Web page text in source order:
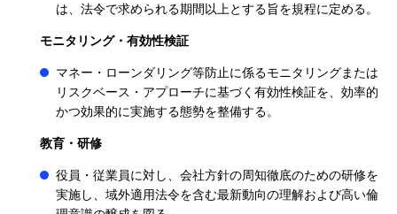
は、法令で求められる期間以上とする旨を規程に定める。
モニタリング・有効性検証
マネー・ローンダリング等防止に係るモニタリングまたは
リスクベース・アプローチに基づく有効性検証を、効率的
かつ効果的に実施する態勢を整備する。
教育・研修
役員・従業員に対し、会社方針の周知徹底のための研修を
実施し、域外適用法令を含む最新動向の理解および高い倫